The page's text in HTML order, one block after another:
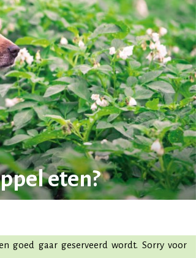
eten?
goed gaar geserveerd wordt. Sorry voor